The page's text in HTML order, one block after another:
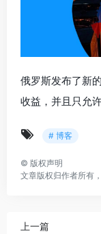
俄罗斯发布了新
收益，并且只允
# 博客
© 版权声明
文章版权归作者所有
上一篇